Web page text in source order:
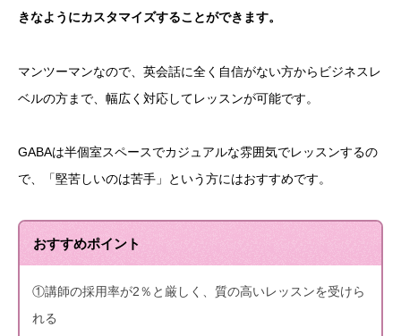
きなようにカスタマイズすることができます。
マンツーマンなので、英会話に全く自信がない方からビジネスレ
ベルの方まで、幅広く対応してレッスンが可能です。
GABAは半個室スペースでカジュアルな雰囲気でレッスンするの
で、「堅苦しいのは苦手」という方にはおすすめです。
おすすめポイント
①講師の採用率が2％と厳しく、質の高いレッスンを受けら
れる